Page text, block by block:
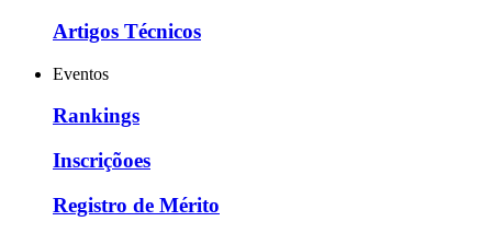
Artigos Técnicos
Eventos
Rankings
Inscriçõoes
Registro de Mérito